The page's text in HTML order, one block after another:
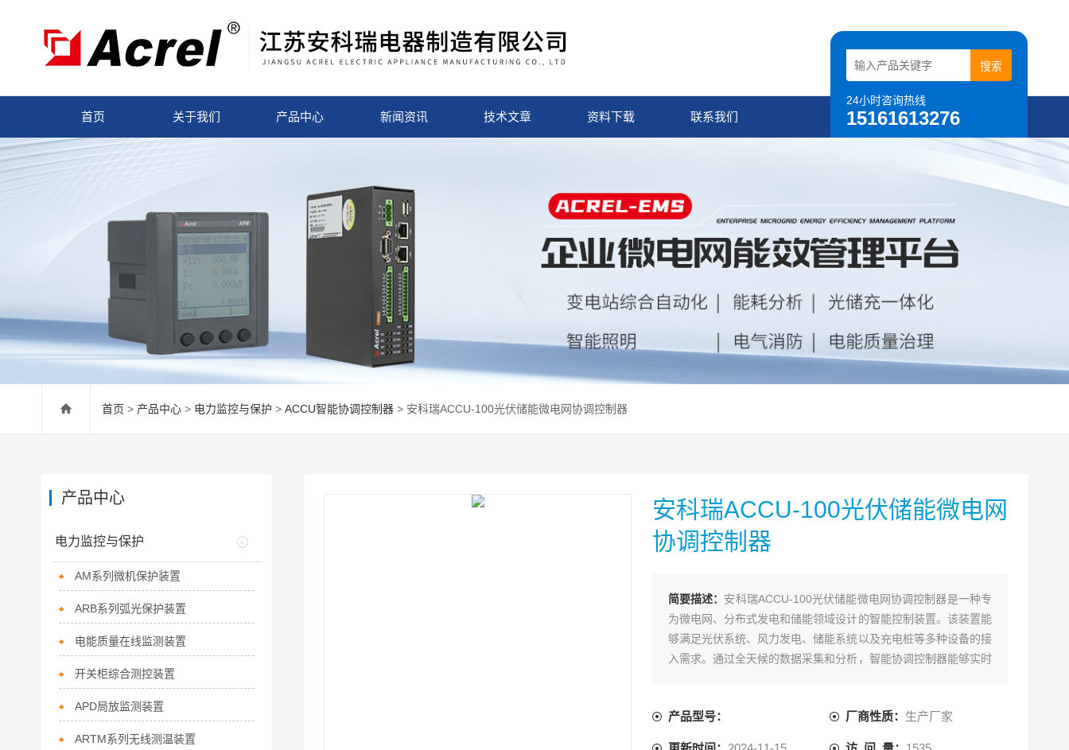
24小时咨询热线
15161613276
首页 关于我们 产品中心 新闻资讯 技术文章 资料下载 联系我们
首页 > 产品中心 > 电力监控与保护 > ACCU智能协调控制器 > 安科瑞ACCU-100光伏储能微电网协调控制器
安科瑞ACCU-100光伏储能微电网
协调控制器
简要描述： 安科瑞ACCU-100光伏储能微电网协调控制器是一种专
为微电网、分布式发电和储能领域设计的智能控制装置。该装置能
够满足光伏系统、风力发电、储能系统以及充电桩等多种设备的接
入需求。通过全天候的数据采集和分析，智能协调控制器能够实时
略，对微电网进行精确的调节和控制。
产品型号： 厂商性质： 生产厂家
产品中心
电力监控与保护
AM系列微机保护装置
ARB系列弧光保护装置
电能质量在线监测装置
开关柜综合测控装置
APD局放监测装置
ARTM系列无线测温装置